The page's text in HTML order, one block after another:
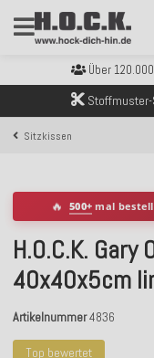
Über
Sicher
Kostenloser
Über
Stoffmuster-
Sitzkissen
Top bewertet
🔥 500+ mal
H.O.C.K.
40x40x5cm
Artikelnummer4836